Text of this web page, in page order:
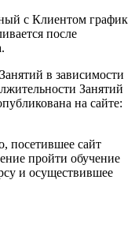
с Клиентом график
после
в зависимости
Занятий
на сайте:
посетившее сайт
пройти обучение
и осуществившее